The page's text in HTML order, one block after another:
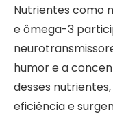
Nutrientes como
e ômega-3
humor e a
desses
eficiência e